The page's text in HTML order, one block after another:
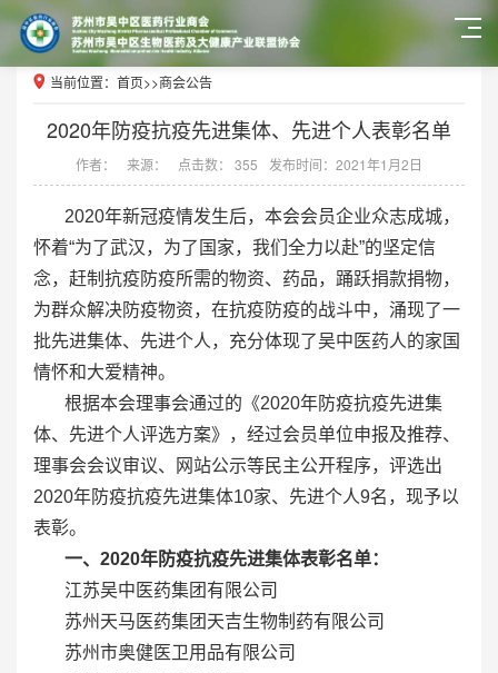
当前位置： 首页>>商会公告
2020年防疫抗疫先进集体、先进个人表彰名单
作者： 来源： 点击数： 355 发布时间：2021年1月2日
2020年新冠疫情发生后，本会会员企业众志成城，
怀着“为了武汉，为了国家，我们全力以赴”的坚定信
念，赶制抗疫防疫所需的物资、药品，踊跃捐款捐物，
为群众解决防疫物资，在抗疫防疫的战斗中，涌现了一
批先进集体、先进个人，充分体现了吴中医药人的家国
情怀和大爱精神。
根据本会理事会通过的《2020年防疫抗疫先进集
体、先进个人评选方案》，经过会员单位申报及推荐、
理事会会议审议、网站公示等民主公开程序，评选出
2020年防疫抗疫先进集体10家、先进个人9名，现予以
表彰。
一、2020年防疫抗疫先进集体表彰名单：
江苏吴中医药集团有限公司
苏州天马医药集团天吉生物制药有限公司
苏州市奥健医卫用品有限公司